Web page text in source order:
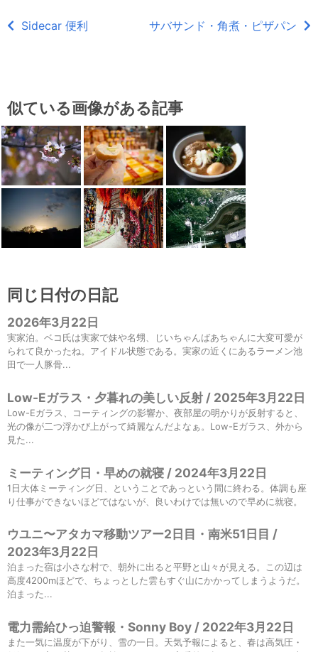
Sidecar 便利 サバサンド・角煮・ピザパン
似ている画像がある記事
同じ日付の日記
2026年3月22日
実家泊。ベコ氏は実家で妹や名甥、じいちゃんばあちゃんに大変可愛が
られて良かったね。アイドル状態である。実家の近くにあるラーメン池
田で一人豚骨...
Low-Eガラス・夕暮れの美しい反射 / 2025年3月22日
Low-Eガラス、コーティングの影響か、夜部屋の明かりが反射すると、
光の像が二つ浮かび上がって綺麗なんだよなぁ。Low-Eガラス、外から
見た...
ミーティング日・早めの就寝 / 2024年3月22日
1日大体ミーティング日、ということであっという間に終わる。体調も座
り仕事ができないほどではないが、良いわけでは無いので早めに就寝。
ウユニ〜アタカマ移動ツアー2日目・南米51日目 /
2023年3月22日
泊まった宿は小さな村で、朝外に出ると平野と山々が見える。この辺は
高度4200mほどで、ちょっとした雲もすぐ山にかかってしまうようだ。
泊まった...
電力需給ひっ迫警報・Sonny Boy / 2022年3月22日
また一気に温度が下がり、雪の一日。天気予報によると、春は高気圧・